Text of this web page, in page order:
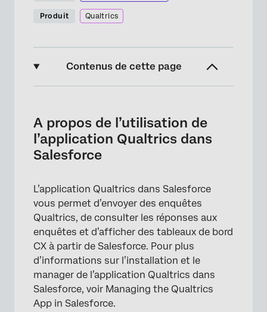
Produit Qualtrics
Contenus de cette page
Envoi d’enquêtes via Salesforce
Affichage des réponses dans Salesforce
Salesforce
Affichage des widgets intégrés filtrés dans
les enregistrements Salesforce
Paramètres supplémentaires de l’application
A propos de l’utilisation de
l’application Qualtrics dans
Salesforce
L’application Qualtrics dans Salesforce
vous permet d’envoyer des enquêtes
Qualtrics, de consulter les réponses aux
enquêtes et d’afficher des tableaux de bord
CX à partir de Salesforce. Pour plus
d’informations sur l’installation et le
manager de l’application Qualtrics dans
Salesforce, voir Managing the Qualtrics
App in Salesforce.